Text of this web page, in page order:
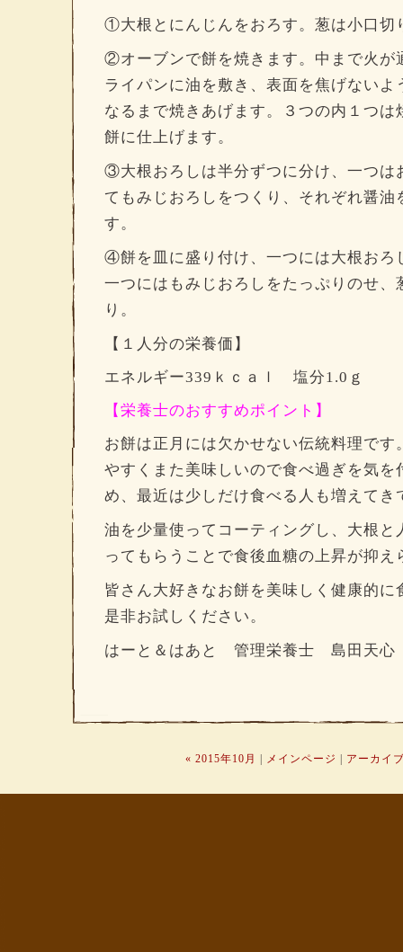
①大根とにんじんをおろす。葱は小口切
②オーブンで餅を焼きます。中まで火が
ライパンに油を敷き、表面を焦げない
なるまで焼きあげます。３つの内１つは
餅に仕上げます。
③大根おろしは半分ずつに分け、一つは
てもみじおろしをつくり、それぞれ醤油
す。
④餅を皿に盛り付け、一つには大根おろ
一つにはもみじおろしをたっぷりのせ、
り。
【１人分の栄養価】
エネルギー339ｋｃａｌ 塩分1.0ｇ
【栄養士のおすすめポイント】
お餅は正月には欠かせない伝統料理です
やすくまた美味しいので食べ過ぎを気を
め、最近は少しだけ食べる人も増えてき
油を少量使ってコーティングし、大根と
ってもらうことで食後血糖の上昇が抑え
皆さん大好きなお餅を美味しく健康的に
是非お試しください。
はーと＆はあと 管理栄養士 島田天心
« 2015年10月 メインページ アーカイ